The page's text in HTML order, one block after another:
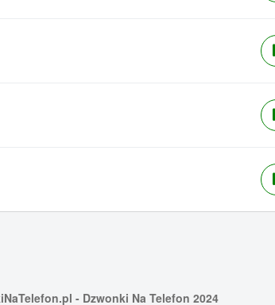
- Dzwonki Na Telefon 2024